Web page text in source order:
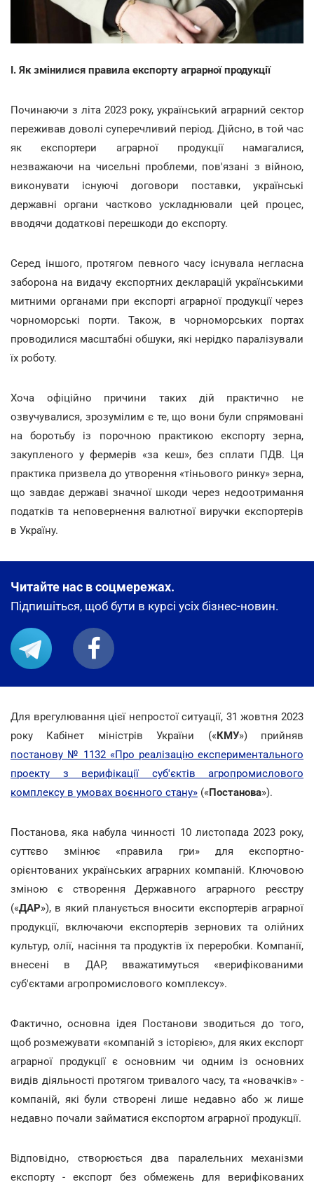
I. Як змінилися правила експорту аграрної продукції
Починаючи з літа 2023 року, український аграрний сектор
переживав доволі суперечливий період. Дійсно, в той час
як експортери аграрної продукції намагалися,
незважаючи на чисельні проблеми, пов'язані з війною,
виконувати існуючі договори поставки, українські
державні органи частково ускладнювали цей процес,
вводячи додаткові перешкоди до експорту.
Серед іншого, протягом певного часу існувала негласна
заборона на видачу експортних декларацій українськими
митними органами при експорті аграрної продукції через
чорноморські порти. Також, в чорноморських портах
проводилися масштабні обшуки, які нерідко паралізували
їх роботу.
Хоча офіційно причини таких дій практично не
озвучувалися, зрозумілим є те, що вони були спрямовані
на боротьбу із порочною практикою експорту зерна,
закупленого у фермерів «за кеш», без сплати ПДВ. Ця
практика призвела до утворення «тіньового ринку» зерна,
що завдає державі значної шкоди через недоотримання
податків та неповернення валютної виручки експортерів
в Україну.
Читайте нас в соцмережах.
Підпишіться, щоб бути в курсі усіх бізнес-новин.
Для врегулювання цієї непростої ситуації, 31 жовтня 2023
року Кабінет міністрів України («КМУ») прийняв
постанову № 1132 «Про реалізацію експериментального
проекту з верифікації суб'єктів агропромислового
комплексу в умовах воєнного стану» («Постанова»).
Постанова, яка набула чинності 10 листопада 2023 року,
суттєво змінює «правила гри» для експортно-
орієнтованих українських аграрних компаній. Ключовою
зміною є створення Державного аграрного реєстру
(«ДАР»), в який планується вносити експортерів аграрної
продукції, включаючи експортерів зернових та олійних
культур, олії, насіння та продуктів їх переробки. Компанії,
внесені в ДАР, вважатимуться «верифікованими
суб'єктами агропромислового комплексу».
Фактично, основна ідея Постанови зводиться до того,
щоб розмежувати «компаній з історією», для яких експорт
аграрної продукції є основним чи одним із основних
видів діяльності протягом тривалого часу, та «новачків» -
компаній, які були створені лише недавно або ж лише
недавно почали займатися експортом аграрної продукції.
Відповідно, створюється два паралельних механізми
експорту - експорт без обмежень для верифікованих